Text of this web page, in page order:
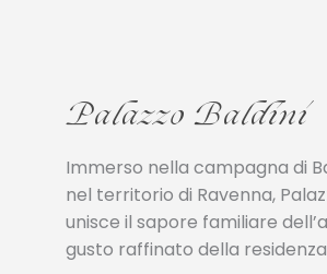
Palazzo Baldini
Immerso nella campagna di
nel territorio di Ravenna,
unisce il sapore familiare
gusto raffinato della